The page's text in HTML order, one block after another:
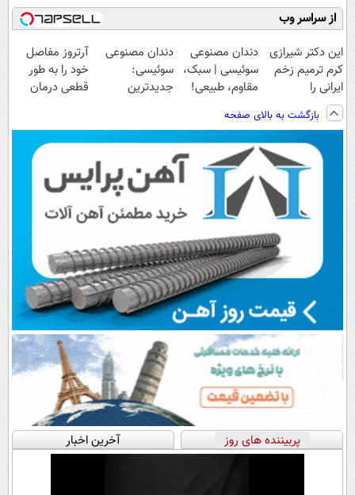
از سراسر وب
این دکتر شیرازی
کرم ترمیم زخم
ایرانی را
ساخت!!!
دندان مصنوعی
سوئیسی | سبک،
مقاوم، طبیعی!
رایگان+پرداخت
اقساطی😍
دندان مصنوعی
سوئیسی:
جدیدترین
پرداخت قسطی
آرتروز مفاصل
خود را به طور
قطعی درمان
بازگشت به بالای صفحه
پربیننده های روز آخرین اخبار